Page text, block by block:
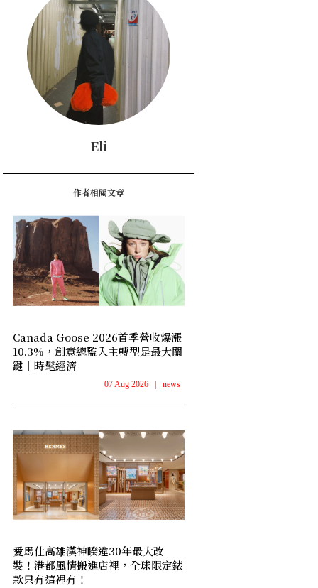
Eli
作者相關文章
Canada Goose 2026首季營收爆漲
10.3%，創意總監入主轉型是最大關
鍵｜時髦經濟
07 Aug 2026 | news
愛馬仕高雄漢神睽違30年最大改
裝！港都風情搬進店裡，全球限定錶
款只有這裡有！